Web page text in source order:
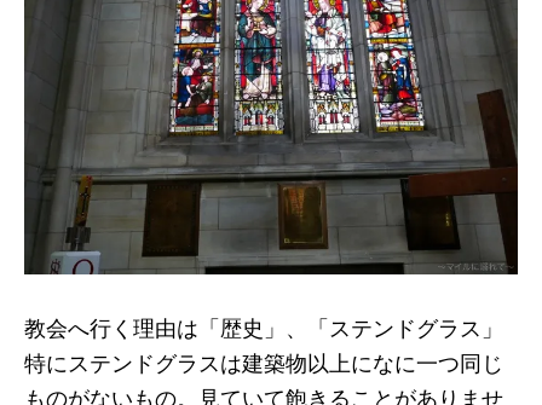
教会へ行く理由は「歴史」、「ステンドグラス」
特にステンドグラスは建築物以上になに一つ同じ
ものがないもの。見ていて飽きることがありませ